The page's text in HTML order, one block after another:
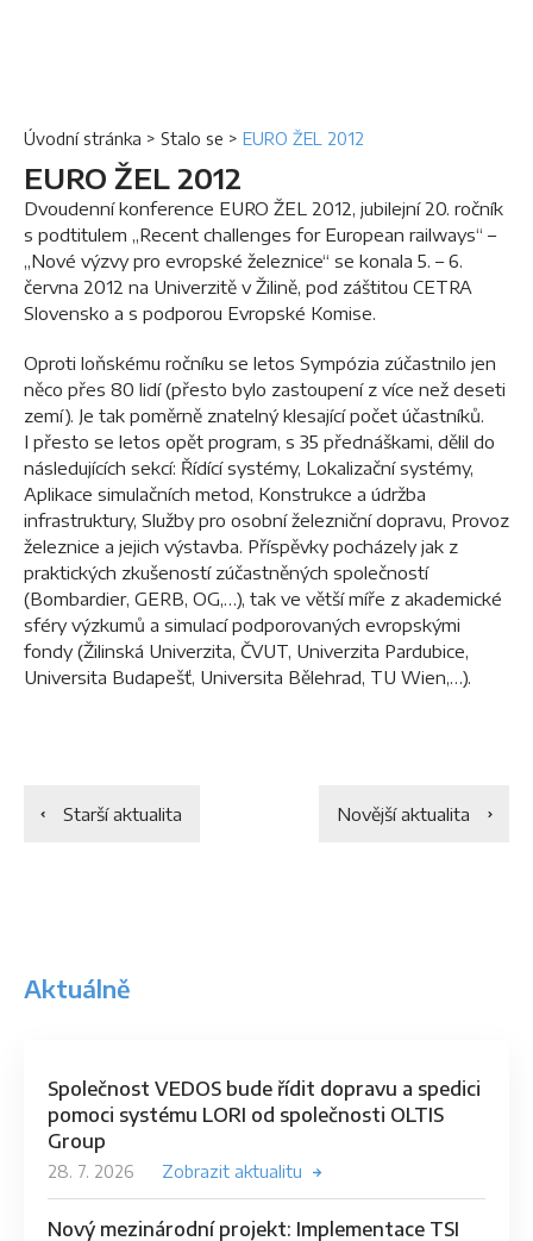
Úvodní stránka > Stalo se > EURO ŽEL 2012
EURO ŽEL 2012
Dvoudenní konference EURO ŽEL 2012, jubilejní 20. ročník
s podtitulem „Recent challenges for European railways“ –
„Nové výzvy pro evropské železnice“ se konala 5. – 6.
června 2012 na Univerzitě v Žilině, pod záštitou CETRA
Slovensko a s podporou Evropské Komise.
Oproti loňskému ročníku se letos Sympózia zúčastnilo jen
něco přes 80 lidí (přesto bylo zastoupení z více než deseti
zemí). Je tak poměrně znatelný klesající počet účastníků.
I přesto se letos opět program, s 35 přednáškami, dělil do
následujících sekcí: Řídící systémy, Lokalizační systémy,
Aplikace simulačních metod, Konstrukce a údržba
infrastruktury, Služby pro osobní železniční dopravu, Provoz
železnice a jejich výstavba. Příspěvky pocházely jak z
praktických zkušeností zúčastněných společností
(Bombardier, GERB, OG,…), tak ve větší míře z akademické
sféry výzkumů a simulací podporovaných evropskými
fondy (Žilinská Univerzita, ČVUT, Univerzita Pardubice,
Universita Budapešť, Universita Bělehrad, TU Wien,…).
Starší aktualita Novější aktualita
Aktuálně
Společnost VEDOS bude řídit dopravu a spedici
pomoci systému LORI od společnosti OLTIS
Group
28. 7. 2026 Zobrazit aktualitu
Nový mezinárodní projekt: Implementace TSI